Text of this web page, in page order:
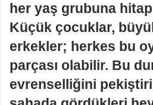
her yaş grubuna
Küçük çocuklar,
erkekler; herkes bu
parçası olabilir. Bu
evrenselliğini